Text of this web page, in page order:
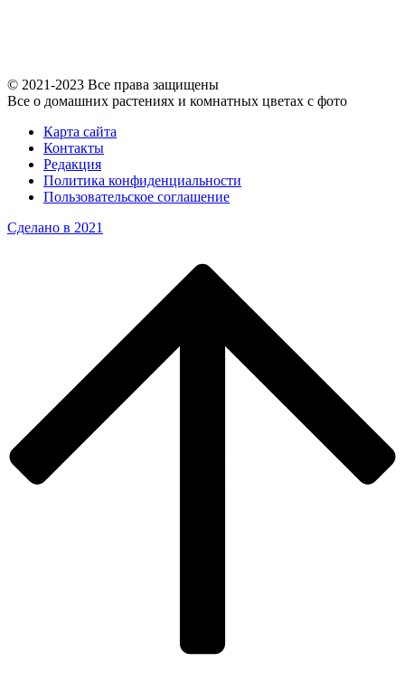
© 2021-2023 Все права защищены
Все о домашних растениях и комнатных цветах с фото
Карта сайта
Контакты
Редакция
Политика конфиденциальности
Пользовательское соглашение
Сделано в 2021